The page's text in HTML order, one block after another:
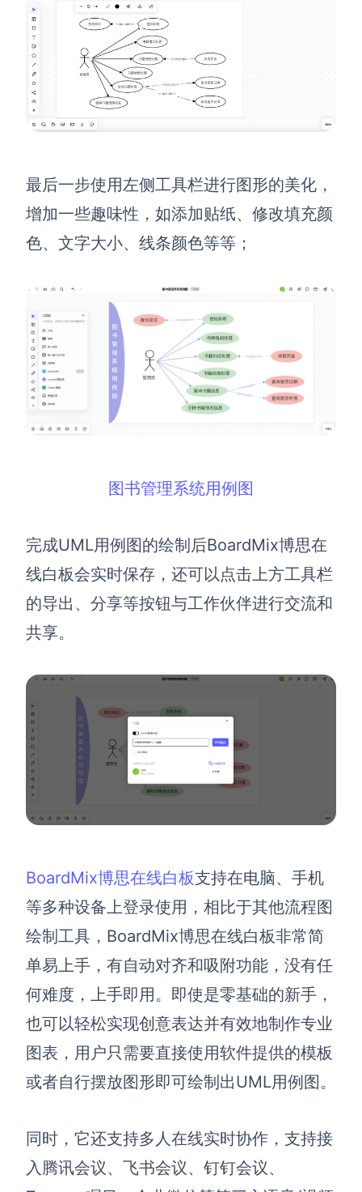
最后一步使用左侧工具栏进行图形的美化，
增加一些趣味性，如添加贴纸、修改填充颜
色、文字大小、线条颜色等等；
图书管理系统用例图
完成UML用例图的绘制后BoardMix博思在
线白板会实时保存，还可以点击上方工具栏
的导出、分享等按钮与工作伙伴进行交流和
共享。
BoardMix博思在线白板支持在电脑、手机
等多种设备上登录使用，相比于其他流程图
绘制工具，BoardMix博思在线白板非常简
单易上手，有自动对齐和吸附功能，没有任
何难度，上手即用。即使是零基础的新手，
也可以轻松实现创意表达并有效地制作专业
图表，用户只需要直接使用软件提供的模板
或者自行摆放图形即可绘制出UML用例图。
同时，它还支持多人在线实时协作，支持接
入腾讯会议、飞书会议、钉钉会议、